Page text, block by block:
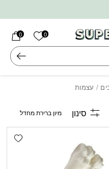
0 הרשימה
0
/ עצמות
סינון